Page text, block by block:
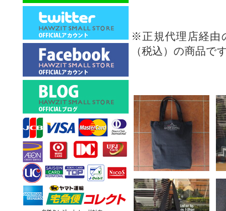
※正規代理店経由
（税込）の商品で